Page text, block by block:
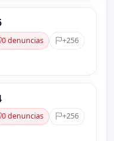
0 denuncias
+256
0 denuncias
+256